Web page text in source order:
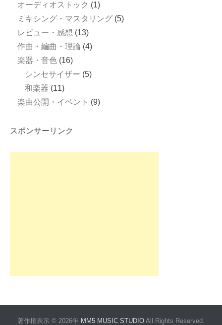
オーディオストック (1)
ミキシング・マスタリング (5)
レビュー・感想 (13)
作曲・編曲・理論 (4)
楽器・音色 (16)
シンセサイザー (5)
和楽器 (11)
楽曲公開・イベント (9)
スポンサーリンク
著作権表示 © 2026年 MM5 MUSIC STUDIO All Rights Reserved.